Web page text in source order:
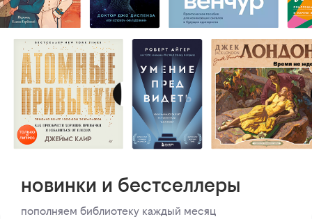
новинки и бестселлеры
пополняем библиотеку каждый месяц